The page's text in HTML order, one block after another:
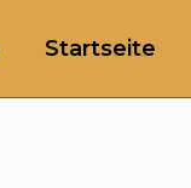
Startseite